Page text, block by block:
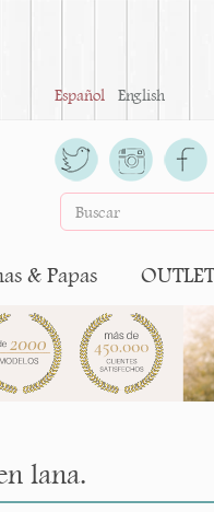
Español English
& Papas
lana.